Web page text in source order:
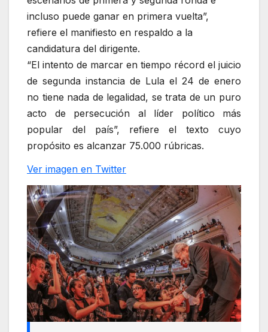
incluso puede ganar en primera vuelta”,
refiere el manifiesto en respaldo a la
candidatura del dirigente.
“El intento de marcar en tiempo récord el juicio
de segunda instancia de Lula el 24 de enero
no tiene nada de legalidad, se trata de un puro
acto de persecución al líder político más
popular del país”, refiere el texto cuyo
propósito es alcanzar 75.000 rúbricas.
Ver imagen en Twitter